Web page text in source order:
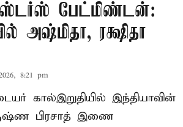
பேட்மிண்டன்:
அஷ்மிதா, ரக்ஷிதா
8:21 pm
கால்இறுதியில் இந்தியாவின்
பிரசாத் இணை